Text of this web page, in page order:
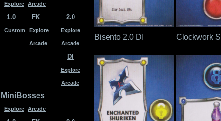
Explore Arcade
1.0
Custom
FK
Explore
Arcade
2.0
Explore
Arcade
DI
Explore
Arcade
MiniBosses
Explore Arcade
Bisento 2.0 DI Clockwork